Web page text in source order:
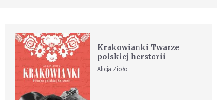
Krakowianki Twarze
polskiej herstorii
Alicja Zioło